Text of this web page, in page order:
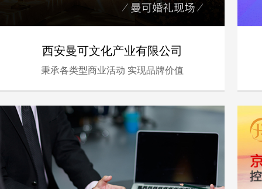
电脑版 手机版
西安曼可文化产业有限公司
秉承各类型商业活动 实现品牌价值